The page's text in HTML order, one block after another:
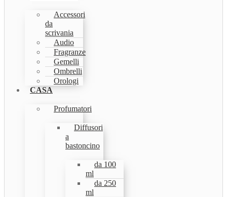
Accessori
da
scrivania
Audio
Fragranze
Gemelli
Ombrelli
Orologi
CASA
Profumatori
Diffusori
a
bastoncino
da 100
ml
da 250
ml